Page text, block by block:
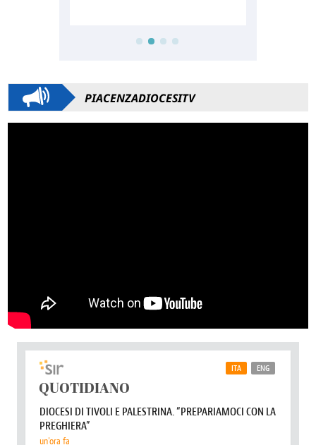
PIACENZADIOCESITV